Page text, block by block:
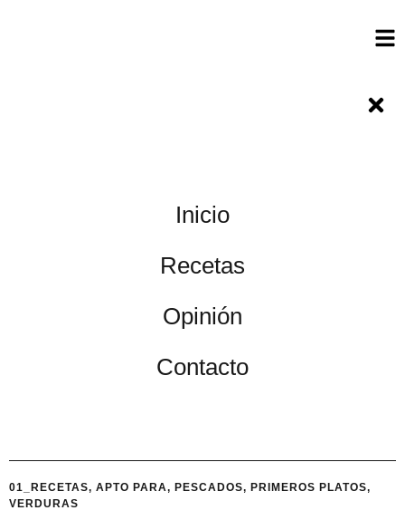
Inicio
Recetas
Opinión
Contacto
01_RECETAS, APTO PARA, PESCADOS, PRIMEROS PLATOS,
VERDURAS